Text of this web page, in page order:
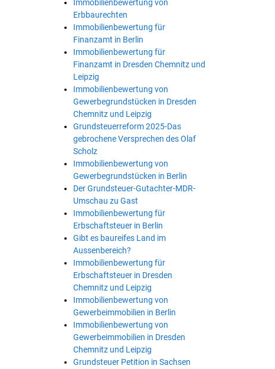
Immobilienbewertung von
Erbbaurechten
Immobilienbewertung für
Finanzamt in Berlin
Immobilienbewertung für
Finanzamt in Dresden Chemnitz und
Leipzig
Immobilienbewertung von
Gewerbegrundstücken in Dresden
Chemnitz und Leipzig
Grundsteuerreform 2025-Das
gebrochene Versprechen des Olaf
Scholz
Immobilienbewertung von
Gewerbegrundstücken in Berlin
Der Grundsteuer-Gutachter-MDR-
Umschau zu Gast
Immobilienbewertung für
Erbschaftsteuer in Berlin
Gibt es baureifes Land im
Aussenbereich?
Immobilienbewertung für
Erbschaftsteuer in Dresden
Chemnitz und Leipzig
Immobilienbewertung von
Gewerbeimmobilien in Berlin
Immobilienbewertung von
Gewerbeimmobilien in Dresden
Chemnitz und Leipzig
Grundsteuer Petition in Sachsen